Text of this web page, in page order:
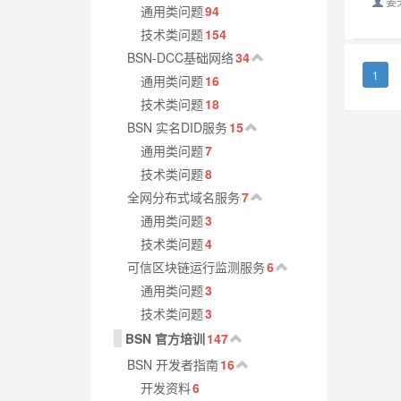
通用类问题94
技术类问题154
BSN-DCC基础网络34
通用类问题16
技术类问题18
BSN 实名DID服务15
通用类问题7
技术类问题8
全网分布式域名服务7
通用类问题3
技术类问题4
可信区块链运行监测服务6
通用类问题3
技术类问题3
BSN 官方培训147
BSN 开发者指南16
开发资料6
1